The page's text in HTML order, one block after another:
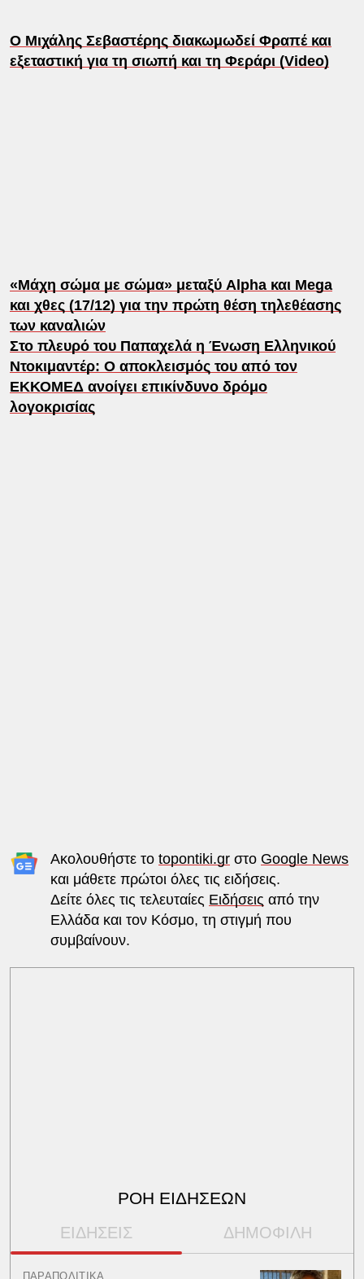
Ο Μιχάλης Σεβαστέρης διακωμωδεί Φραπέ και
εξεταστική για τη σιωπή και τη Φεράρι (Video)
«Μάχη σώμα με σώμα» μεταξύ Alpha και Mega
και χθες (17/12) για την πρώτη θέση τηλεθέασης
των καναλιών
Στο πλευρό του Παπαχελά η Ένωση Ελληνικού
Ντοκιμαντέρ: Ο αποκλεισμός του από τον
ΕΚΚΟΜΕΔ ανοίγει επικίνδυνο δρόμο
λογοκρισίας
Ακολουθήστε το topontiki.grστο Google News
και μάθετε πρώτοι όλες τις ειδήσεις.
Δείτε όλες τις τελευταίες Ειδήσεις από την
Ελλάδα και τον Κόσμο, τη στιγμή που
συμβαίνουν.
ΡΟΗ ΕΙΔΗΣΕΩΝ
ΕΙΔΗΣΕΙΣ ΔΗΜΟΦΙΛΗ
ΠΑΡΑΠΟΛΙΤΙΚΑ